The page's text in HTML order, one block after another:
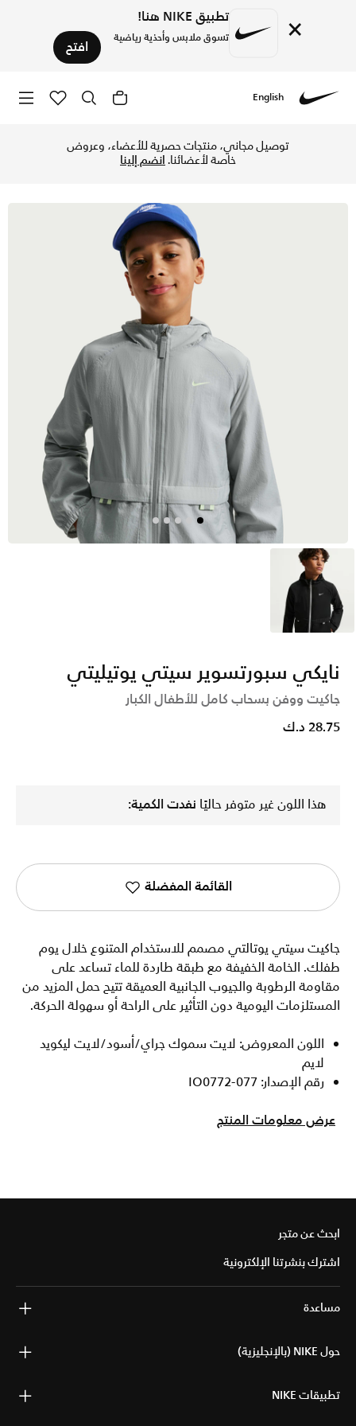
× تطبيق NIKE هنا!
تسوق ملابس وأحذية رياضية افتح
English
توصيل مجاني، منتجات حصرية للأعضاء، وعروض
خاصة لأعضائنا.انضم إلينا
أسود
نايكي سبورتسوير سيتي يوتيليتي
جاكيت ووفن بسحاب كامل للأطفال الكبار
28.75 د.ك
هذا اللون غير متوفر حاليًا نفدت الكمية:
القائمة المفضلة
جاكيت سيتي يوتالتي مصمم للاستخدام المتنوع خلال يوم
طفلك. الخامة الخفيفة مع طبقة طاردة للماء تساعد على
مقاومة الرطوبة والجيوب الجانبية العميقة تتيح حمل المزيد من
المستلزمات اليومية دون التأثير على الراحة أو سهولة الحركة.
اللون المعروض: لايت سموك جراي/أسود/لايت ليكويد
لايم
رقم الإصدار: IO0772-077
عرض معلومات المنتج
ابحث عن متجر
اشترك بنشرتنا الإلكترونية
مساعدة
حول NIKE (بالإنجليزية)
تطبيقات NIKE